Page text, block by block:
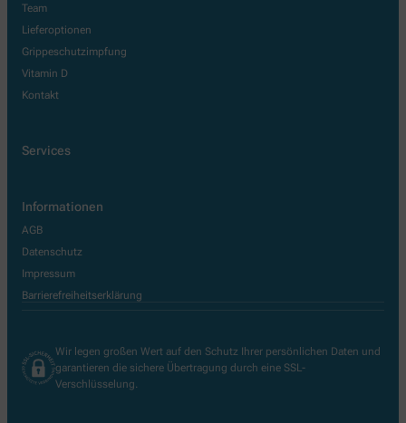
Team
Lieferoptionen
Grippeschutzimpfung
Vitamin D
Kontakt
Services
Informationen
AGB
Datenschutz
Impressum
Barrierefreiheitserklärung
Wir legen großen Wert auf den Schutz Ihrer persönlichen Daten und
garantieren die sichere Übertragung durch eine SSL-
Verschlüsselung.